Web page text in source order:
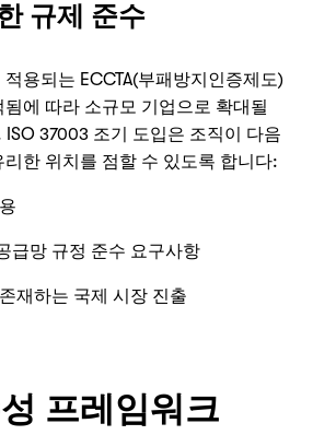
규제 준수
용되는 ECCTA(부패방지인증제도)
에 따라 소규모 기업으로 확대될
37003 조기 도입은 조직이 다음
한 위치를 점할 수 있도록 합니다:
급망 규정 준수 요구사항
재하는 국제 시장 진출
프레임워크